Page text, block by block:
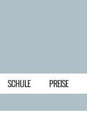
SCHULE PREISE